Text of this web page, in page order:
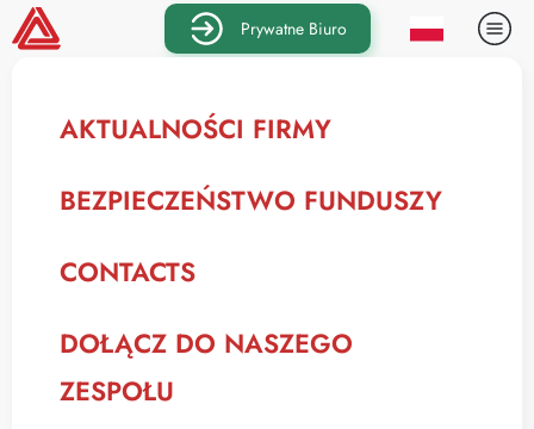
Prywatne Biuro
AKTUALNOŚCI FIRMY
BEZPIECZEŃSTWO FUNDUSZY
CONTACTS
DOŁĄCZ DO NASZEGO
ZESPOŁU